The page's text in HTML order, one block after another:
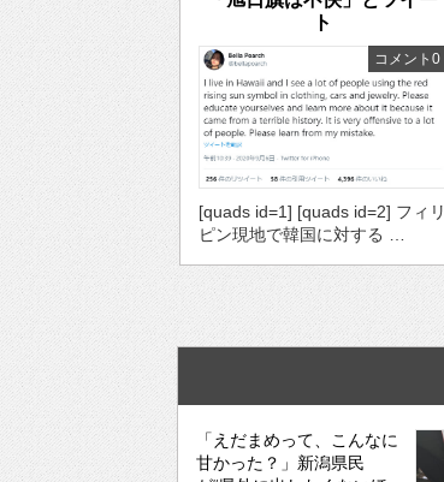
ト
コメント0
[quads id=1] [quads id=2] フィリ
ピン現地で韓国に対する …
「えだまめって、こんなに
甘かった？」新潟県民